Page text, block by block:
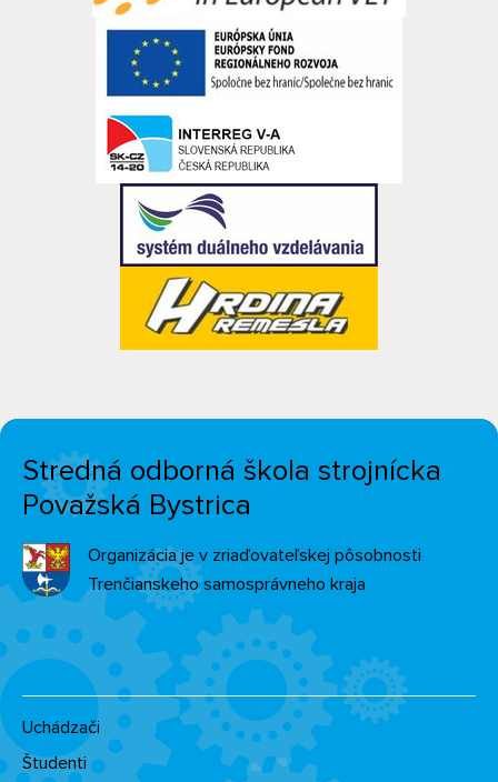
Stredná odborná škola strojnícka
Považská Bystrica
Organizácia je v zriaďovateľskej pôsobnosti
Trenčianskeho samosprávneho kraja
Uchádzači
Študenti